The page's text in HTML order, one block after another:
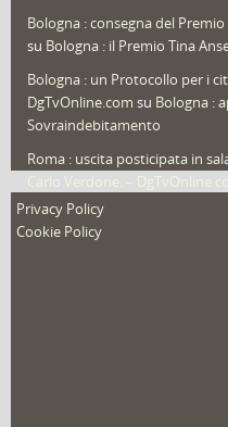
Video (archivio) (263)
Bologna : consegna del
su Bologna : il Premio Tina
Bologna : un Protocollo per i
DgTvOnline.com su Bologna :
Sovraindebitamento
Roma : uscita posticipata in
nuovo film
Privacy Policy
Cookie Policy